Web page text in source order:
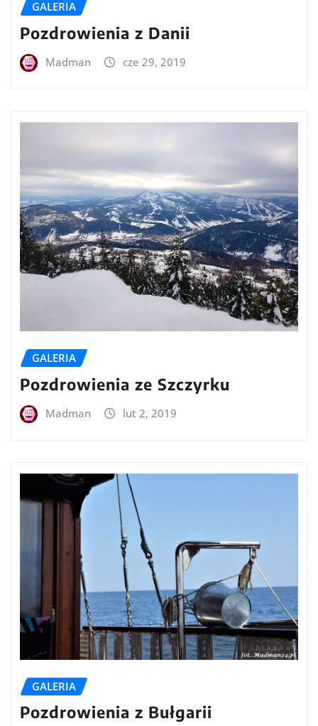
GALERIA
Pozdrowienia z Danii
Madman cze 29, 2019
GALERIA
Pozdrowienia ze Szczyrku
Madman lut 2, 2019
GALERIA
Pozdrowienia z Bułgarii